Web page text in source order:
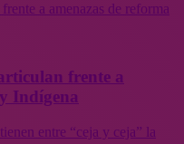
a amenazas de reforma
frente a
Indígena
entre “ceja y ceja” la